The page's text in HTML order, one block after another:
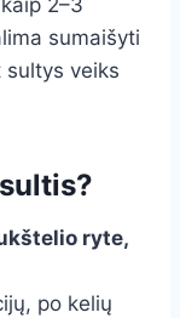
2–3
sumaišyti
sultys veiks
ryte,
po kelių